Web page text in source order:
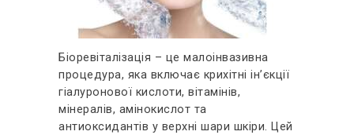
Біоревіталізація – це малоінвазивна
процедура, яка включає крихітні ін’єкції
гіалуронової кислоти, вітамінів,
мінералів, амінокислот та
антиоксидантів у верхні шари шкіри. Цей